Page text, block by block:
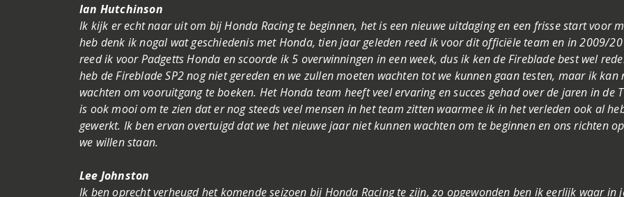
Ian Hutchinson
Ik kijk er echt naar uit om bij Honda Racing te beginnen, het is een nieuwe uitdaging en een frisse start voor
heb denk ik nogal wat geschiedenis met Honda, tien jaar geleden reed ik voor dit officiële team en in 2009/
reed ik voor Padgetts Honda en scoorde ik 5 overwinningen in een week, dus ik ken de Fireblade best wel
heb de Fireblade SP2 nog niet gereden en we zullen moeten wachten tot we kunnen gaan testen, maar ik kan
wachten om vooruitgang te boeken. Het Honda team heeft veel ervaring en succes gehad over de jaren in de
is ook mooi om te zien dat er nog steeds veel mensen in het team zitten waarmee ik in het verleden ook al
gewerkt. Ik ben ervan overtuigd dat we het nieuwe jaar niet kunnen wachten om te beginnen en ons richten
we willen staan.
Lee Johnston
Ik ben oprecht verheugd het komende seizoen bij Honda Racing te zijn, zo opgewonden ben ik eerlijk waar in